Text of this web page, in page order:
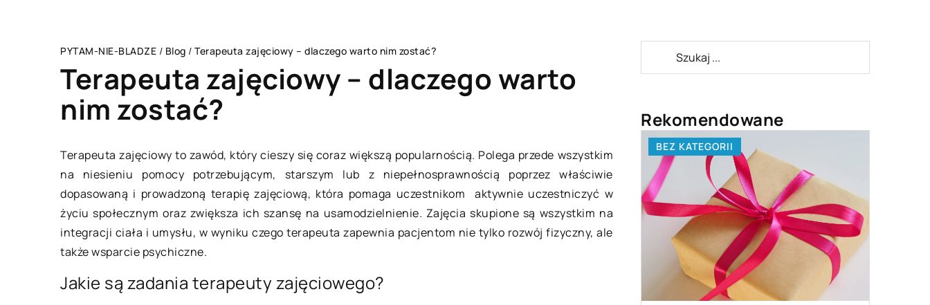
PYTAM-NIE-BLADZE / Blog / Terapeuta zajęciowy – dlaczego warto nim zostać?
Terapeuta zajęciowy – dlaczego warto
nim zostać?
Terapeuta zajęciowy to zawód, który cieszy się coraz większą popularnością. Polega przede wszystkim
na niesieniu pomocy potrzebującym, starszym lub z niepełnosprawnością poprzez właściwie
dopasowaną i prowadzoną terapię zajęciową, która pomaga uczestnikom aktywnie uczestniczyć w
życiu społecznym oraz zwiększa ich szansę na usamodzielnienie. Zajęcia skupione są wszystkim na
integracji ciała i umysłu, w wyniku czego terapeuta zapewnia pacjentom nie tylko rozwój fizyczny, ale
także wsparcie psychiczne.
Jakie są zadania terapeuty zajęciowego?
Rekomendowane
21 maja 2019
BEZ KATEGORII